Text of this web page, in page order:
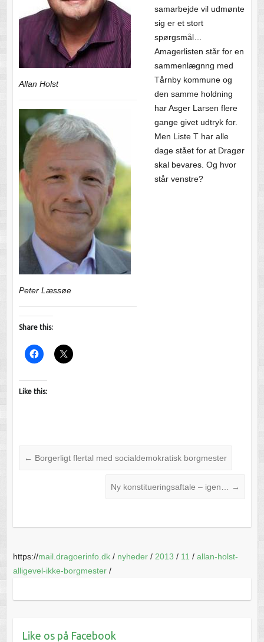
Allan Holst
Peter Læssøe
samarbejde vil udmønte
sig er et stort
spørgsmål…
Amagerlisten står for en
sammenlægnng med
Tårnby kommune og
den samme holdning
har Asger Larsen flere
gange givet udtryk for.
Men Liste T har alle
dage stået for at Dragør
skal bevares. Og hvor
står venstre?
Share this:
Like this:
← Borgerligt flertal med socialdemokratisk borgmester
Ny konstitueringsaftale – igen… →
https://mail.dragoerinfo.dk/ nyheder/ 2013 / 11 / allan-holst-
alligevel-ikke-borgmester/
Like os på Facebook